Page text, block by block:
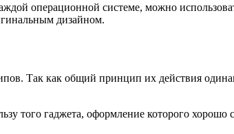
операционной системе, можно
дизайном.
Так как общий принцип их действия
того гаджета, оформление которого хорошо